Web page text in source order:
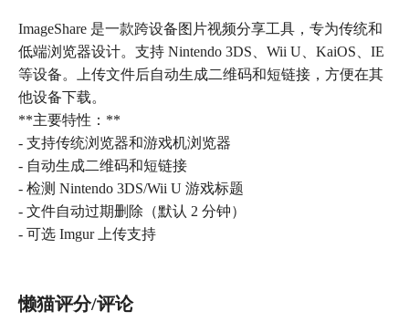
ImageShare 是一款跨设备图片视频分享工具，专为传统和
低端浏览器设计。支持 Nintendo 3DS、Wii U、KaiOS、IE
等设备。上传文件后自动生成二维码和短链接，方便在其
他设备下载。
**主要特性：**
- 支持传统浏览器和游戏机浏览器
- 自动生成二维码和短链接
- 检测 Nintendo 3DS/Wii U 游戏标题
- 文件自动过期删除（默认 2 分钟）
- 可选 Imgur 上传支持
懒猫评分/评论